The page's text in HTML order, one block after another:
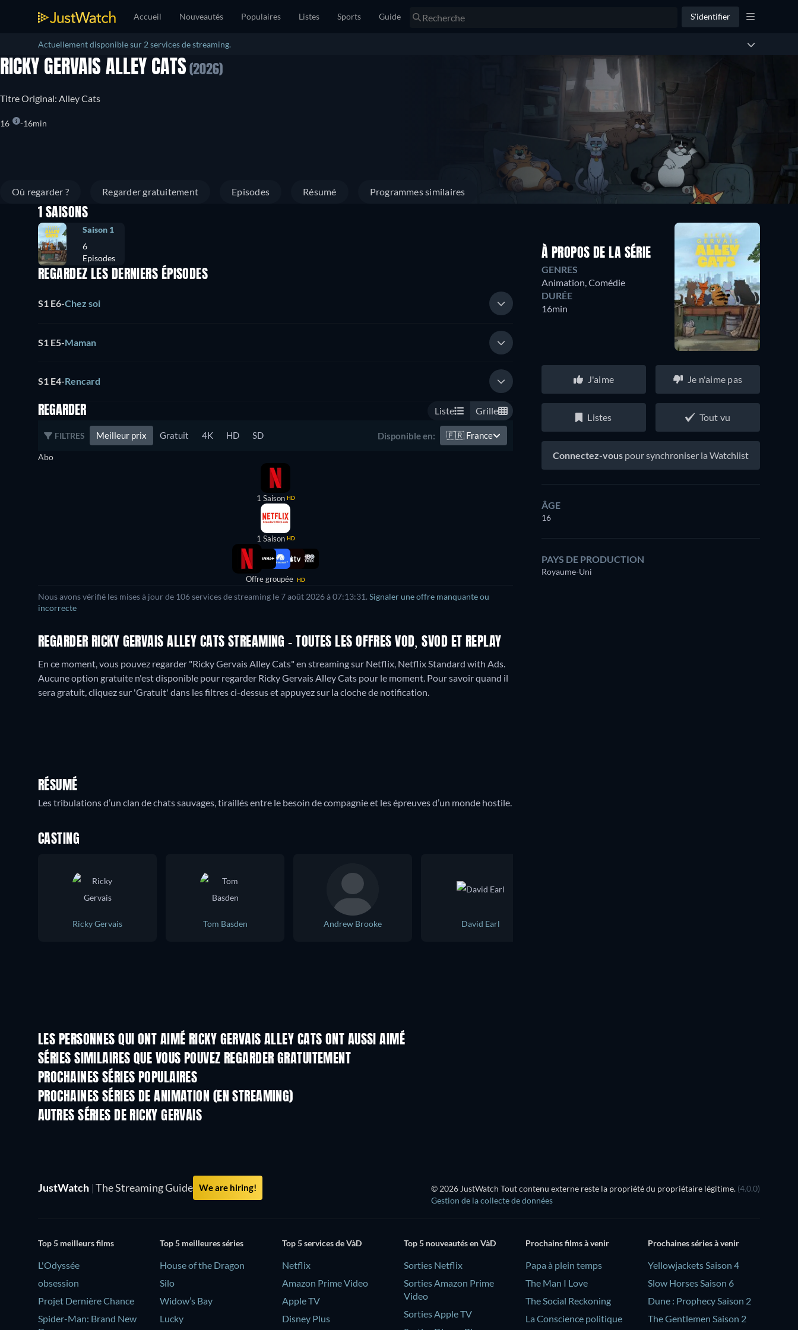
Accueil Nouveautés Populaires Listes Sports Guide S'identifier
Actuellement disponible sur 2 services de streaming.
RICKY GERVAIS ALLEY CATS (2026)
Titre Original: Alley Cats
16 16min
Où regarder ? Regarder gratuitement Episodes Résumé Programmes similaires
1 SAISONS
Saison 1
6
Episodes
REGARDEZ LES DERNIERS ÉPISODES
S1 E6-Chez soi
S1 E5-Maman
S1 E4-Rencard
REGARDER Liste Grille
FILTRES Meilleur prix Gratuit 4K HD SD Disponible en: 🇫🇷 France
Abo
1 Saison HD
1 Saison HD
Offre groupée HD
Nous avons vérifié les mises à jour de 106services de streaming le7 août 2026à07:13:31. Signaler une offre manquante ou
incorrecte
REGARDER RICKY GERVAIS ALLEY CATS STREAMING - TOUTES LES OFFRES VOD, SVOD ET REPLAY
En ce moment, vous pouvez regarder "Ricky Gervais Alley Cats" en streaming sur Netflix, Netflix Standard with Ads.
Aucune option gratuite n'est disponible pour regarder Ricky Gervais Alley Cats pour le moment. Pour savoir quand il
sera gratuit, cliquez sur 'Gratuit' dans les filtres ci-dessus et appuyez sur la cloche de notification.
RÉSUMÉ
Les tribulations d’un clan de chats sauvages, tiraillés entre le besoin de compagnie et les épreuves d’un monde hostile.
À PROPOS DE LA SÉRIE
GENRES
Animation, Comédie
DURÉE
16min
J'aime Je n'aime pas
Listes Tout vu
Connectez-vous pour synchroniser la Watchlist
ÂGE
16
PAYS DE PRODUCTION
Royaume-Uni
CASTING
Ricky Gervais Tom Basden Andrew Brooke David Earl
LES PERSONNES QUI ONT AIMÉ RICKY GERVAIS ALLEY CATS ONT AUSSI AIMÉ
Série Série
SÉRIES SIMILAIRES QUE VOUS POUVEZ REGARDER GRATUITEMENT
Série Série
PROCHAINES SÉRIES POPULAIRES
Série
PROCHAINES SÉRIES DE ANIMATION (EN STREAMING)
Saison 16 Saison 2
AUTRES SÉRIES DE RICKY GERVAIS
Série
JustWatch | The Streaming Guide We are hiring! © 2026 JustWatch Tout contenu externe reste la propriété du propriétaire légitime. (4.0.0)
Gestion de la collecte de données
Top 5 meilleurs films
L'Odyssée
obsession
Projet Dernière Chance
Spider-Man: Brand New
Top 5 meilleures séries
House of the Dragon
Silo
Widow’s Bay
Lucky
Top 5 services de VàD
Netflix
Amazon Prime Video
Apple TV
Disney Plus
Top 5 nouveautés en VàD
Sorties Netflix
Sorties Amazon Prime
Video
Sorties Apple TV
Prochains films à venir
‎Papa à plein temps
The Man I Love
The Social Reckoning
La Conscience politique
Prochaines séries à venir
Yellowjackets Saison 4
Slow Horses Saison 6
Dune : Prophecy Saison 2
The Gentlemen Saison 2